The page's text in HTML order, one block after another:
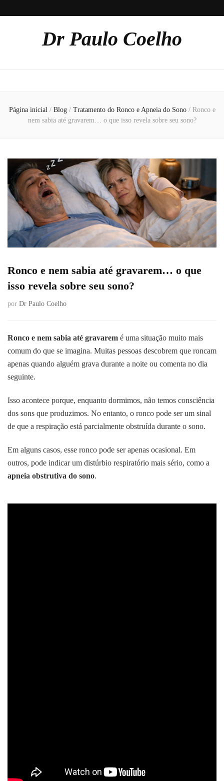
Dr Paulo Coelho
Página inicial / Blog / Tratamento do Ronco e Apneia do Sono / Ronco e
nem sabia até gravarem… o que isso revela sobre seu sono?
Ronco e nem sabia até gravarem… o que
isso revela sobre seu sono?
por Dr Paulo Coelho
Ronco e nem sabia até gravarem é uma situação muito mais
comum do que se imagina. Muitas pessoas descobrem que roncam
apenas quando alguém grava durante a noite ou comenta no dia
seguinte.
Isso acontece porque, enquanto dormimos, não temos consciência
dos sons que produzimos. No entanto, o ronco pode ser um sinal
de que a respiração está parcialmente obstruída durante o sono.
Em alguns casos, esse ronco pode ser apenas ocasional. Em
outros, pode indicar um distúrbio respiratório mais sério, como a
apneia obstrutiva do sono.